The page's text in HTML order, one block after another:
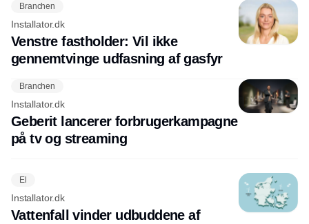
Branchen
Installator.dk
Venstre fastholder: Vil ikke
gennemtvinge udfasning af gasfyr
Branchen
Installator.dk
Geberit lancerer forbrugerkampagne
på tv og streaming
El
Installator.dk
Vattenfall vinder udbuddene af